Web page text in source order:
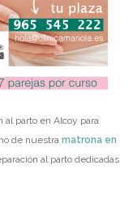
al parto en Alcoy para
de nuestra matrona en
al parto dedicadas